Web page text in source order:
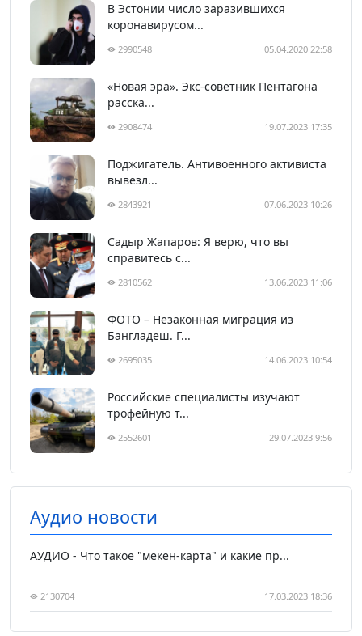
В Эстонии число заразившихся
коронавирусом...
2990548 05.04.2020 22:58
«Новая эра». Экс-советник Пентагона
расска...
2908474 19.07.2023 17:35
Поджигатель. Антивоенного активиста
вывезл...
2843921 07.06.2023 10:26
Садыр Жапаров: Я верю, что вы
справитесь с...
2810562 13.06.2023 11:06
ФОТО – Незаконная миграция из
Бангладеш. Г...
2695035 14.06.2023 10:54
Российские специалисты изучают
трофейную т...
2552601 29.07.2023 9:56
Аудио новости
АУДИО - Что такое "мекен-карта" и какие пр...
2130704 17.03.2023 18:36